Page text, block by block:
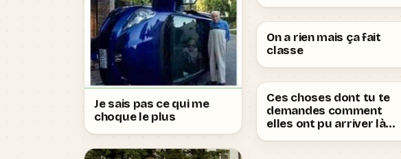
Je sais pas ce qui me
choque le plus
On a rien mais ça fait
classe
Ces choses dont tu te
demandes comment
elles ont pu arriver là…